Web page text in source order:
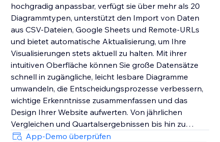
hochgradig anpassbar, verfügt sie über mehr als 20
Diagrammtypen, unterstützt den Import von Daten
aus CSV-Dateien, Google Sheets und Remote-URLs
und bietet automatische Aktualisierung, um Ihre
Visualisierungen stets aktuell zu halten. Mit ihrer
intuitiven Oberfläche können Sie große Datensätze
schnell in zugängliche, leicht lesbare Diagramme
umwandeln, die Entscheidungsprozesse verbessern,
wichtige Erkenntnisse zusammenfassen und das
Design Ihrer Website aufwerten. Von jährlichen
Vergleichen und Quartalsergebnissen bis hin zu
Prognosen, interessanten Fakten und mehr – die
App-Demo überprüfen